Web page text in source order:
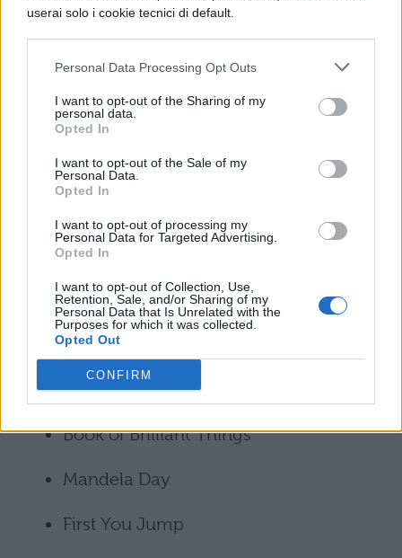
userai solo i cookie tecnici di default.
Personal Data Processing Opt Outs
I want to opt-out of the Sharing of my
personal data.
Opted In
I want to opt-out of the Sale of my
Personal Data.
Opted In
I want to opt-out of processing my
Personal Data for Targeted Advertising.
Opted In
I want to opt-out of Collection, Use,
Retention, Sale, and/or Sharing of my
Personal Data that Is Unrelated with the
Purposes for which it was collected.
Opted Out
CONFIRM
concerti che la band terrà nel corso del
2024, ma probabilmente sarà simile a
quella della tappa italiana che il gruppo ha
tenuto nel corso del tour 2022.
Love Song
Let There Be Love
Glittering Prize
Promised You a Miracle
Book of Brilliant Things
Mandela Day
First You Jump